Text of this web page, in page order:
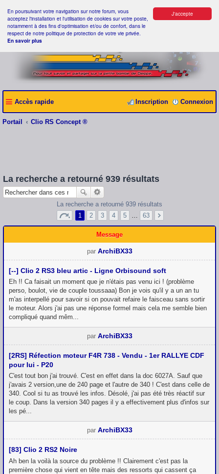
J'accepte
En poursuivant votre navigation sur notre forum, vous
acceptez l'installation et l'utilisation de cookies sur votre poste,
notamment à des fins d'optimisation et/ou de confort, dans le
respect de notre politique de protection de votre vie privée.
En savoir plus
Accès rapide Connexion
Inscription
Portail Clio RS Concept ®
La recherche a retourné 939 résultats
La recherche a retourné 939 résultats
1
2 3 4 5 … 63
Message
par ArchiBX33
[--] Clio 2 RS3 bleu artic - Ligne Orbisound soft
Eh !! Ca faisait un moment que je n'étais pas venu ici ! (problème
perso, boulot, vie de couple toussaaa) Bon je vois qu'il y a un an tu
m'as interpellé pour savoir si on pouvait refaire le faisceau sans sortir
le moteur. Alors j'ai pas une réponse formel mais cela me semble bien
compliqué quand mêm...
par ArchiBX33
[2RS] Réfection moteur F4R 738 - Vendu - 1er RALLYE CDF
pour lui - P20
C'est tout bon j'ai trouvé. C'est en effet dans la doc 6027A. Sauf que
j'avais 2 version,une de 240 page et l'autre de 340 ! C'est dans celle de
340. Cool si tu as trouvé les infos. Désolé, j'ai pas été très réactif sur
le coup. Dans la version 340 pages il y a effectivement plus d'infos sur
les pé...
par ArchiBX33
[83] Clio 2 RS2 Noire
Ah ben la voilà la source du problème !! Clairement c'est pas la
première chose qui vient en tête mais des ressorts qui cassent ça